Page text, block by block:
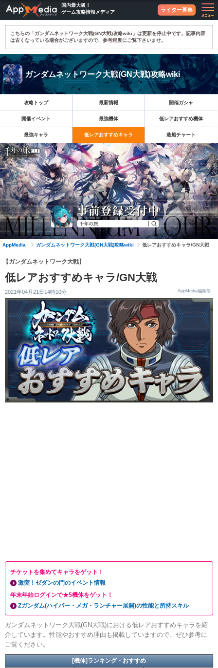
国内最大級！
ゲーム攻略情報メディア
ライター募集
こちらの「ガンダムネットワーク大戦(GN大戦)攻略wiki」は更新を停止中です。記事内容
は古くなっている場合がございますので、参考程度にご覧下さいませ。
ガンダムネットワーク大戦(GN大戦)攻略wiki
攻略トップ 最新情報 開催ガシャ
開催イベント 最強機体 低レアおすすめ機体
最強キャラ 低レアおすすめキャラ 造船チャート
AppMedia ガンダムネットワーク大戦(GN大戦)攻略wiki 低レアおすすめキャラ/GN大戦
【ガンダムネットワーク大戦】
低レアおすすめキャラ/GN大戦
2021年04月21日14時10分 AppMedia編集部
チケットを集めてキャラをゲット！
激突！ゼダンの門のイベント情報
年末年始ログインで★5機体をゲット！
Zガンダム(ハイパー・メガ・ランチャー展開)の性能と所持スキル
ガンダムネットワーク大戦(GN大戦)における低レアおすすめキャラを紹
介しています。性能やおすすめ理由も掲載していますので、ぜひ参考に
ご覧ください。
[機体]ランキング・おすすめ